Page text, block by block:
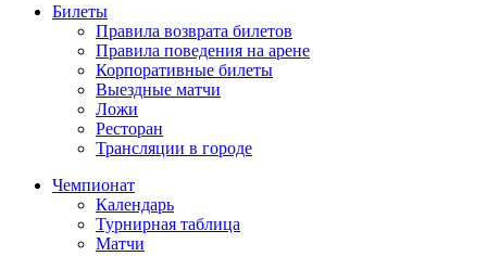
Билеты
Правила возврата билетов
Правила поведения на арене
Корпоративные билеты
Выездные матчи
Ложи
Ресторан
Трансляции в городе
Чемпионат
Календарь
Турнирная таблица
Матчи